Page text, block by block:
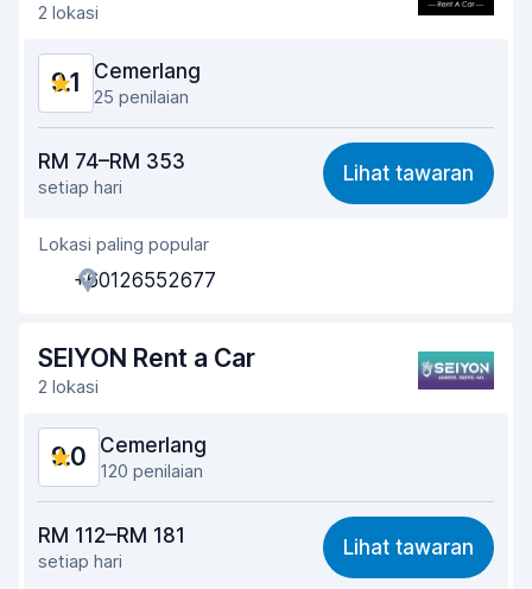
2 lokasi
9.1 Cemerlang
25 penilaian
9.0
Mudah dicari 8.9
Kesediaan ejen membantu
Kepantasan pengambilan
Kepantasan penghantaran 9.4
Keadaan kereta
RM 74–RM 353
setiap hari
Lihat tawaran
Lokasi paling popular
+60126552677
SEIYON Rent a Car
2 lokasi
9.0 Cemerlang
120 penilaian
8.8
Mudah dicari 8.7
RM 112–RM 181
setiap hari
Lihat tawaran